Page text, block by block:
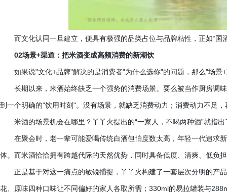
而文化认同一旦建立，便具有极强的品类占位与品牌粘性，正如“国
02场景+渠道：把米酒变成高频消费的新潮饮
如果说"文化+品牌"解决的是消费者"为什么选你"的问题，那么"场
长期以来，米酒始终缺乏一个强势的消费场景。要么被当作厨房调
到一个明确的"饮用时刻"。没有场景，就缺乏消费动力；消费动力不足
米酒的场景机会在哪里？丫丫火提出的“一家人，不喝两种酒”就指
在聚会时，老一辈可能爱喝传统白酒但怕度数太高，年轻一代追求
体。而米酒恰恰拥有跨越代际的天然优势，同时具备低度、清爽、低负
正是基于对这一痛点的敏锐捕捉，丫丫火构建了一套层次分明的产
花、原味四种口味让不同偏好的家人各取所需；330ml的易拉罐装与